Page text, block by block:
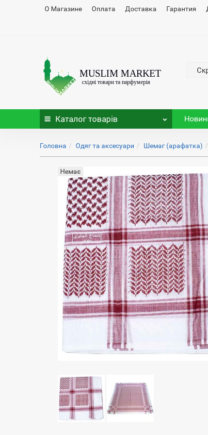
О Магазине Оплата Доставка Гарантия
Каталог товарів
Головна Одяг та аксесуари Шемаг (арафатка)
Немає